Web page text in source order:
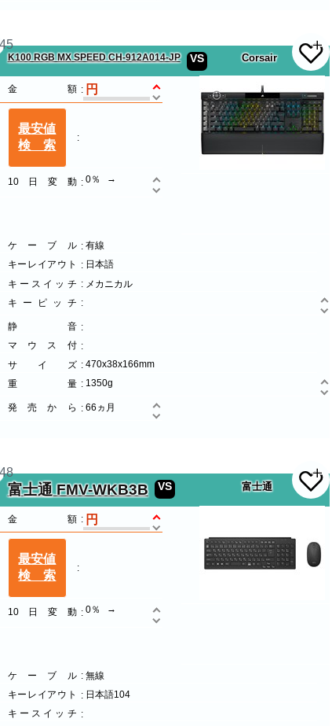
K100 RGB MX SPEED CH-912A014-JP VS Corsair
金額
最安値
検索
10日変動 0％
ケーブル
有線
キーレイアウト
日本語
キースイッチ
メカニカル
キーピッチ
静音
マウス付
サイズ
470x38x166mm
重量
1350g
発売から 66ヵ月
富士通 FMV-WKB3B VS 富士通
金額
最安値
検索
10日変動 0％
ケーブル
無線
キーレイアウト
日本語104
キースイッチ